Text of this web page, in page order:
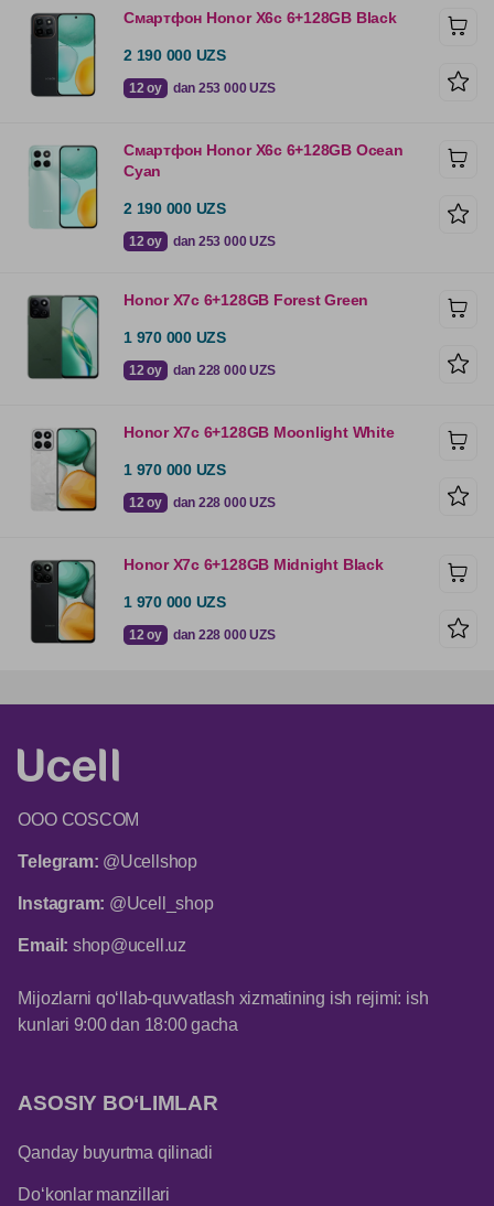
Смартфон Honor X6c 6+128GB Black
2 190 000 UZS
12 oy dan 253 000 UZS
Смартфон Honor X6c 6+128GB Ocean
Cyan
2 190 000 UZS
12 oy dan 253 000 UZS
Honor X7c 6+128GB Forest Green
1 970 000 UZS
12 oy dan 228 000 UZS
Honor X7c 6+128GB Moonlight White
1 970 000 UZS
12 oy dan 228 000 UZS
Honor X7c 6+128GB Midnight Black
1 970 000 UZS
12 oy dan 228 000 UZS
ООО COSCOM
Telegram: @Ucellshop
Instagram: @Ucell_shop
Email: shop@ucell.uz
Mijozlarni qo‘llab-quvvatlash xizmatining ish rejimi: ish
kunlari 9:00 dan 18:00 gacha
ASOSIY BO‘LIMLAR
Qanday buyurtma qilinadi
Do‘konlar manzillari